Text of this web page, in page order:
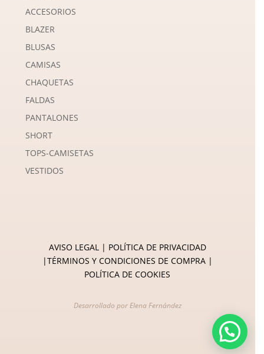
ACCESORIOS
BLAZER
BLUSAS
CAMISAS
CHAQUETAS
FALDAS
PANTALONES
SHORT
TOPS-CAMISETAS
VESTIDOS
AVISO LEGAL | POLÍTICA DE PRIVACIDAD
|TÉRMINOS Y CONDICIONES DE COMPRA|
POLÍTICA DE COOKIES
Desarrollado porElena Fernández